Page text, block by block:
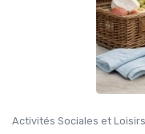
Activités Sociales et Loisirs